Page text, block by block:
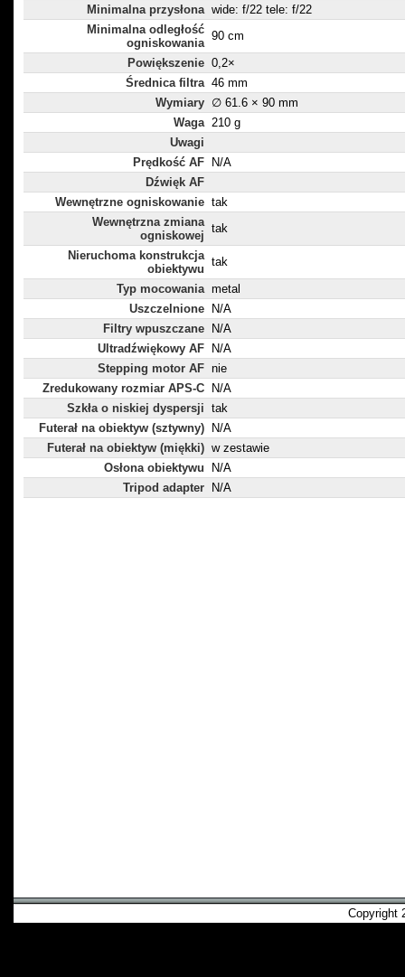
Minimalna przysłona wide: f/22 tele: f/22
Minimalna odległość
ogniskowania
90 cm
Powiększenie 0,2×
Średnica filtra 46 mm
Wymiary ∅ 61.6 × 90 mm
Waga 210 g
Uwagi
Prędkość AF
N/A
Dźwięk AF
Wewnętrzne ogniskowanie tak
Wewnętrzna zmiana
ogniskowej
tak
Nieruchoma konstrukcja
obiektywu
tak
Typ mocowania metal
Uszczelnione
N/A
Filtry wpuszczane
N/A
Ultradźwiękowy AF
N/A
Stepping motor AF nie
Zredukowany rozmiar APS-C
N/A
Szkła o niskiej dyspersji tak
Futerał na obiektyw (sztywny)
N/A
Futerał na obiektyw (miękki) w zestawie
Osłona obiektywu
N/A
Tripod adapter
N/A
Copyright